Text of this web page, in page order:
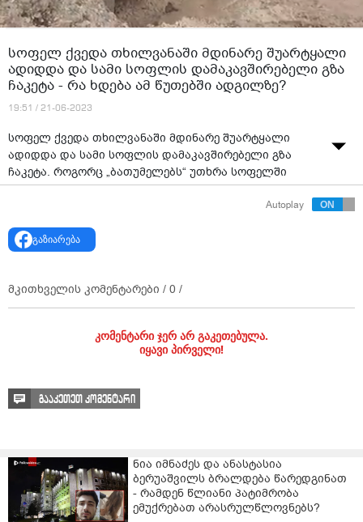
სოფელ ქვედა თხილვანაში მდინარე შუარტყალი
ადიდდა და სამი სოფლის დამაკავშირებელი გზა
ჩაკეტა - რა ხდება ამ წუთებში ადგილზე?
19:51 / 21-06-2023
სოფელ ქვედა თხილვანაში მდინარე შუარტყალი
ადიდდა და სამი სოფლის დამაკავშირებელი გზა
ჩაკეტა. როგორც „ბათუმელებს“ უთხრა სოფელში
ხულოს მერის წარმომადგენელმა, ამჟამად გზის
წყარო: ბათუმელები
Autoplay
გაზიარება
მკითხველის კომენტარები / 0 /
კომენტარი ჯერ არ გაკეთებულა.
იყავი პირველი!
გააკეთეთ კომენტარი
ნია იმნაძეს და ანასტასია
ბერუაშვილს ბრალდება წარედგინათ
- რამდენ წლიანი პატიმრობა
ემუქრებათ არასრულწლოვნებს?